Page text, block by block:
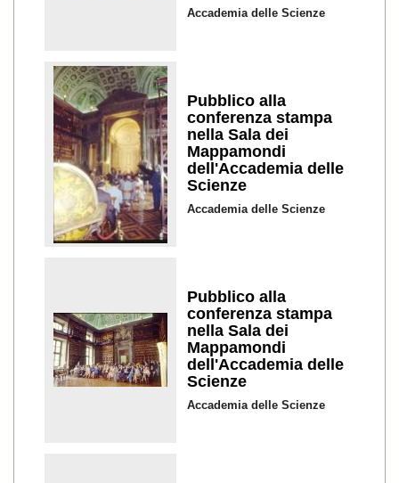
Accademia delle Scienze
Pubblico alla
conferenza stampa
nella Sala dei
Mappamondi
dell'Accademia delle
Scienze
Accademia delle Scienze
Pubblico alla
conferenza stampa
nella Sala dei
Mappamondi
dell'Accademia delle
Scienze
Accademia delle Scienze